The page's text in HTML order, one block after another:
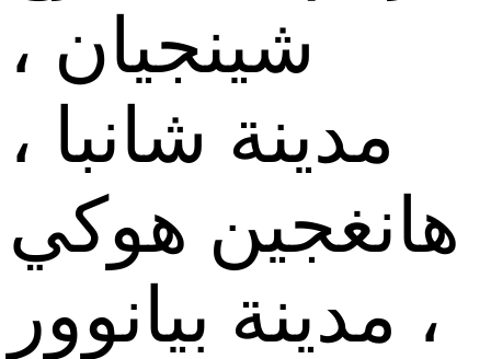
شينجيان ،
مدينة شانبا ،
هانغجين هوكي
، مدينة بيانوور